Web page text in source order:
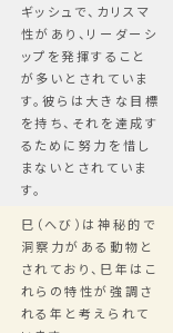
ギッシュで、カリスマ
性があり、リーダーシ
ップを発揮すること
が多いとされていま
す。彼らは大きな目標
を持ち、それを達成す
るために努力を惜し
まないとされていま
す。
巳（へび）は神秘的で
洞察力がある動物と
されており、巳年はこ
れらの特性が強調さ
れる年と考えられて